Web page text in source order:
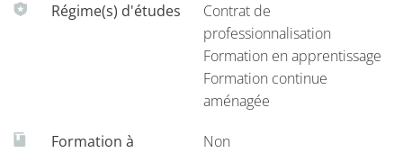
Régime(s) d'études
Contrat de
professionnalisation
Formation en apprentissage
Formation continue
aménagée
Formation à
Non